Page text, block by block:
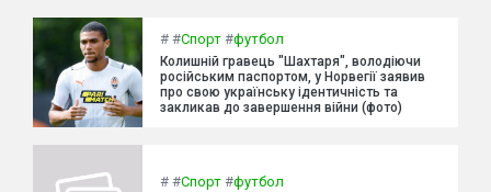
# #Спорт #футбол
Колишній гравець "Шахтаря", володіючи
російським паспортом, у Норвегії заявив
про свою українську ідентичність та
закликав до завершення війни (фото)
# #Спорт #футбол